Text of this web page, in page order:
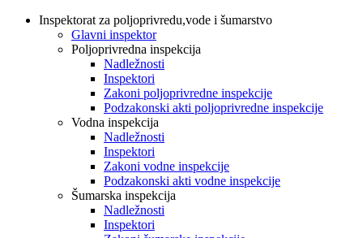
Inspektorat za poljoprivredu,vode i šumarstvo
Glavni inspektor
Poljoprivredna inspekcija
Nadležnosti
Inspektori
Zakoni poljoprivredne inspekcije
Podzakonski akti poljoprivredne inspekcije
Vodna inspekcija
Nadležnosti
Inspektori
Zakoni vodne inspekcije
Podzakonski akti vodne inspekcije
Šumarska inspekcija
Nadležnosti
Inspektori